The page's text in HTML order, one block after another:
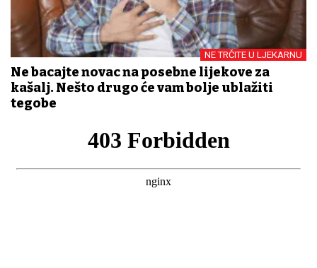
NE TRČITE U LJEKARNU
Ne bacajte novac na posebne lijekove za
kašalj. Nešto drugo će vam bolje ublažiti
tegobe